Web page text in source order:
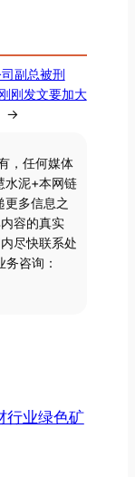
司副总被刑
刚发文要加大
→
，任何媒体
水泥+本网链
更多信息之
容的真实
尽快联系处
咨询：